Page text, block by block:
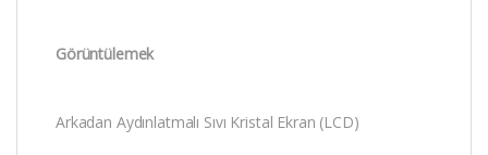
Görüntülemek
Arkadan Aydınlatmalı Sıvı Kristal Ekran (LCD)